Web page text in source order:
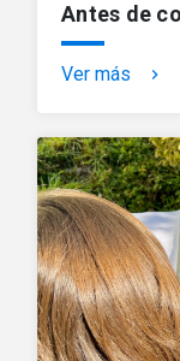
Antes de
Ver más keyboard_arrow_right